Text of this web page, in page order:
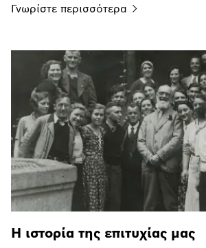
Γνωρίστε περισσότερα
Η ιστορία της επιτυχίας μας